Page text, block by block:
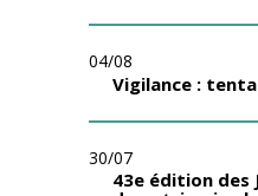
04/08
Vigilance :
30/07
43e édition des